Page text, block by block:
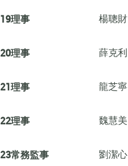
19理事 楊聰財
20理事 薛克利
21理事 龍芝寧
22理事 魏慧美
23常務監事 劉潔心